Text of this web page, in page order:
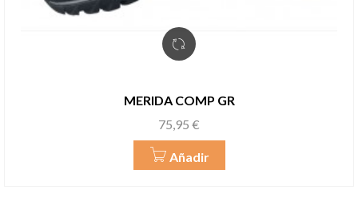
MERIDA COMP GR
Precio
75,95 €
Añadir